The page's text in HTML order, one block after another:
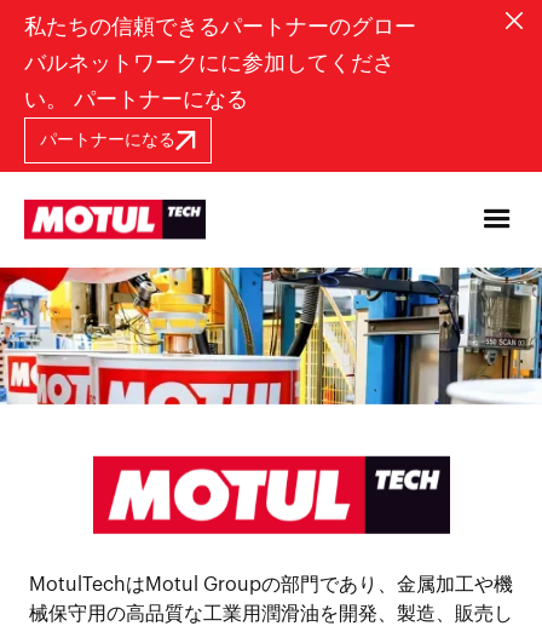
私たちの信頼できるパートナーのグロー
バルネットワークにに参加してくださ
い。 パートナーになる
パートナーになる
MotulTechはMotul Groupの部門であり、金属加工や機
械保守用の高品質な工業用潤滑油を開発、製造、販売し